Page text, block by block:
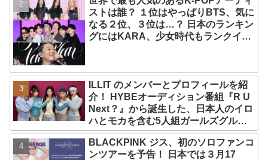
ストは誰？ １位はやっぱりBTS、気に
なる２位、３位は…？ 日本のランキン
グにはKARA、少女時代もランクイ
ILLIT のメンバーとプロフィールを紹
介！ HYBEオーディション番組『R U
Next？』から誕生した、日本人のイロ
ハとモカを含む5人組ガールズグルー
プ！ デビュー曲「Magnetic」がいき
なりの大ヒット
BLACKPINK ジス、初のソロファンコ
ンツアーを予告！ 日本では３月17